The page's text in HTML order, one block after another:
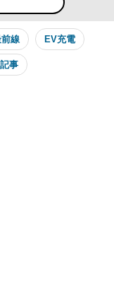
線 EV充電
事